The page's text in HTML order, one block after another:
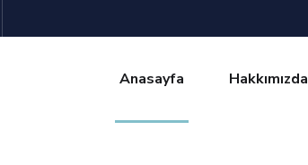
Anasayfa Hakkımızda